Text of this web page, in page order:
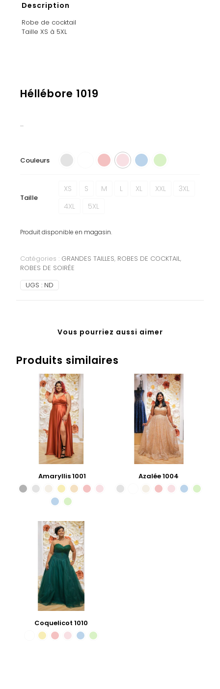
Description
Robe de cocktail
Taille XS à 5XL
Héllébore 1019
…
Couleurs
Taille
XS S M L XL XXL
3XL
4XL
5XL
Produit disponible en magasin.
Catégories : GRANDES TAILLES, ROBES DE COCKTAIL,
ROBES DE SOIRÉE
UGS : ND
Vous pourriez aussi aimer
Produits similaires
Amaryllis 1001 Azalée 1004
Coquelicot 1010